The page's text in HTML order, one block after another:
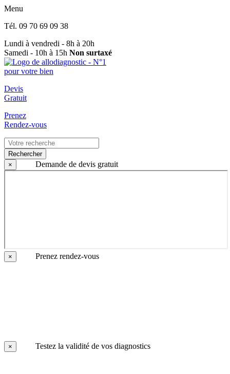
Menu
Tél. 09 70 69 09 38
Lundi à vendredi - 8h à 20h
Samedi - 10h à 15h Non surtaxé
Devis
Gratuit
Prenez
Rendez-vous
Rechercher
×
Demande de devis gratuit
× Prenez rendez-vous
× Testez la validité de vos diagnostics